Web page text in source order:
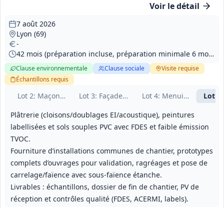
Voir le détail
Lot 2: Maçonnerie Lot 3: Façades ITE Lot 4: Menuiseries Lot
Plâtrerie (cloisons/doublages EI/acoustique), peintures
labellisées et sols souples PVC avec FDES et faible émission
TVOC.
Fourniture d’installations communes de chantier, prototypes
complets d’ouvrages pour validation, ragréages et pose de
carrelage/faïence avec sous‑faïence étanche.
Livrables : échantillons, dossier de fin de chantier, PV de
réception et contrôles qualité (FDES, ACERMI, labels).
7 août 2026
Lyon (69)
-
42 mois (préparation incluse, préparation minimale 6 mois)
Clause environnementale Clause sociale Visite requise
Échantillons requis